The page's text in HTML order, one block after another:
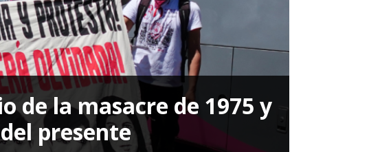
de la masacre de 1975 y
presente